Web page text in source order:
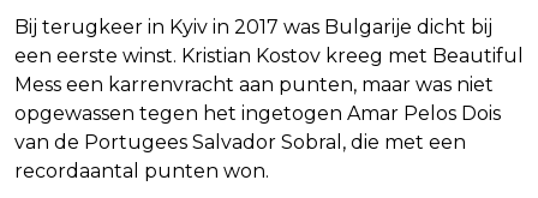
Bij terugkeer in Kyiv in 2017 was Bulgarije dicht bij
een eerste winst. Kristian Kostov kreeg met Beautiful
Mess een karrenvracht aan punten, maar was niet
opgewassen tegen het ingetogen Amar Pelos Dois
van de Portugees Salvador Sobral, die met een
recordaantal punten won.